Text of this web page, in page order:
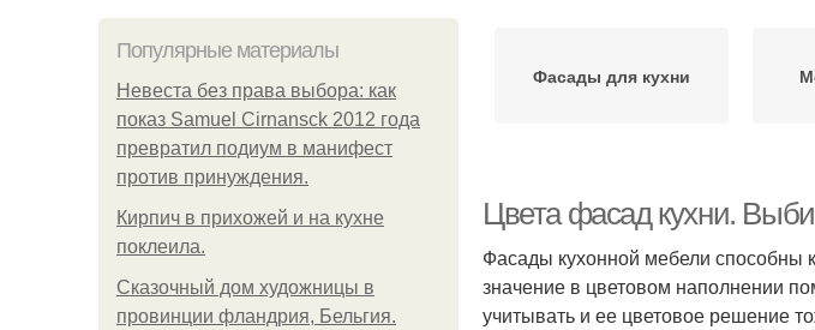
Популярные материалы
Невеста без права выбора: как
показ Samuel Cirnansck 2012 года
превратил подиум в манифест
против принуждения.
Кирпич в прихожей и на кухне
поклеила.
Сказочный дом художницы в
провинции фландрия, Бельгия.
Фасады для кухни
Цвета фасад кухни.
Фасады кухонной мебели способны
значение в цветовом наполнении
учитывать и ее цветовое решение